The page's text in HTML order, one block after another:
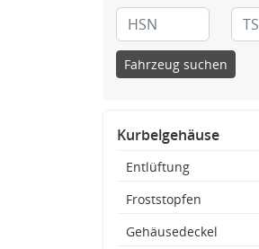
Fahrzeug suchen
Kurbelgehäuse
Entlüftung
Froststopfen
Gehäusedeckel